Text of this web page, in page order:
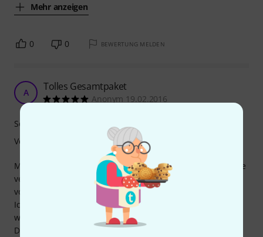
Mehr anzeigen
0 0 BEWERTUNG MELDEN
A Tolles Gesamtpaket
Anonym 19.02.2016
Mir gefiel die Beratung in der Abteilung sehr gut, da ich die
verschiedenen Klangschalen von der Mitarbeiterin
vorgestellt bekam.
Ich verwende sie im Unterricht, um meine Schüler immer
wieder leise zu bekommen. Sie reagieren sehr gut darauf.
Der Klang ist einfach schön.
Sound
Verarbeitung